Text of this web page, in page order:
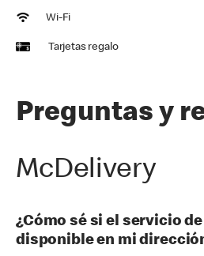
Wi-Fi
Tarjetas regalo
Preguntas y
McDelivery
¿Cómo sé si el servicio
disponible en mi